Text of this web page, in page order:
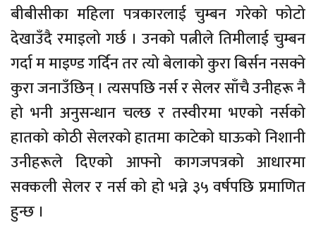
बीबीसीका महिला पत्रकारलाई चुम्बन गरेको फोटो
देखाउँदै रमाइलो गर्छ । उनको पत्नीले तिमीलाई चुम्बन
गर्दा म माइण्ड गर्दिन तर त्यो बेलाको कुरा बिर्सन नसक्ने
कुरा जनाउँछिन् । त्यसपछि नर्स र सेलर साँचै उनीहरू नै
हो भनी अनुसन्धान चल्छ र तस्वीरमा भएको नर्सको
हातको कोठी सेलरको हातमा काटेको घाऊको निशानी
उनीहरूले दिएको आफ्नो कागजपत्रको आधारमा
सक्कली सेलर र नर्स को हो भन्ने ३५ वर्षपछि प्रमाणित
हुन्छ ।